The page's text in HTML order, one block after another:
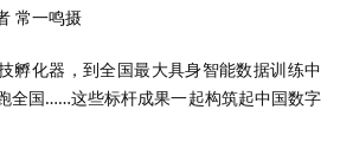
常一鸣摄
孵化器，到全国最大具身智能数据训练中
全国……这些标杆成果一起构筑起中国数字